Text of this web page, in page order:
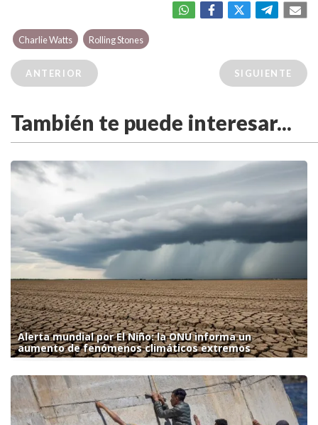
Charlie Watts Rolling Stones
ANTERIOR SIGUIENTE
También te puede interesar...
Alerta mundial por El Niño: la ONU informa un
aumento de fenómenos climáticos extremos